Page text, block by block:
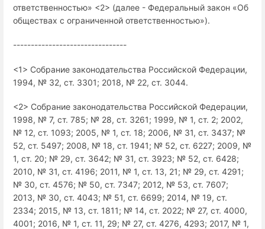
ответственностью» <2> (далее - Федеральный закон «Об
обществах с ограниченной ответственностью»).
--------------------------------
<1> Собрание законодательства Российской Федерации,
1994, № 32, ст. 3301; 2018, № 22, ст. 3044.
<2> Собрание законодательства Российской Федерации,
1998, № 7, ст. 785; № 28, ст. 3261; 1999, № 1, ст. 2; 2002,
№ 12, ст. 1093; 2005, № 1, ст. 18; 2006, № 31, ст. 3437; №
52, ст. 5497; 2008, № 18, ст. 1941; № 52, ст. 6227; 2009, №
1, ст. 20; № 29, ст. 3642; № 31, ст. 3923; № 52, ст. 6428;
2010, № 31, ст. 4196; 2011, № 1, ст. 13, 21; № 29, ст. 4291;
№ 30, ст. 4576; № 50, ст. 7347; 2012, № 53, ст. 7607;
2013, № 30, ст. 4043; № 51, ст. 6699; 2014, № 19, ст.
2334; 2015, № 13, ст. 1811; № 14, ст. 2022; № 27, ст. 4000,
4001; 2016, № 1, ст. 11, 29; № 27, ст. 4276, 4293; 2017, № 1,